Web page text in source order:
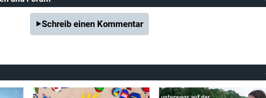
Schreib einen Kommentar